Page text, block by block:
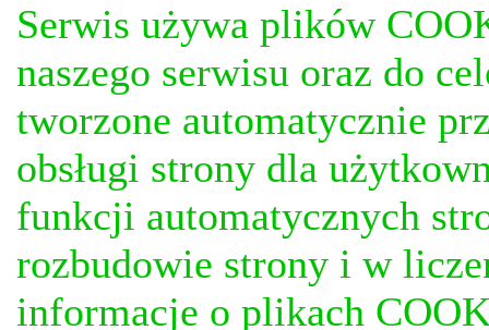
Serwis używa plików
naszego serwisu oraz do
tworzone automatycznie
obsługi strony dla
funkcji automatycznych
rozbudowie strony i w
informacje o plikach